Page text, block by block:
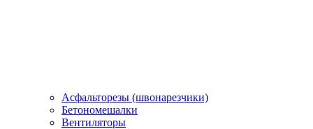
Асфальторезы (швонарезчики)
Бетономешалки
Вентиляторы